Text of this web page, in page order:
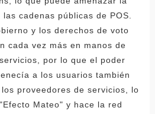
cadenas públicas de POS.
y los derechos de voto
cada vez más en manos de
por lo que el poder
a los usuarios también
proveedores de servicios, lo
Mateo" y hace la red